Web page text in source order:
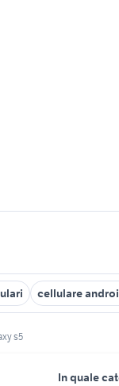
cellulare
s5
In quale